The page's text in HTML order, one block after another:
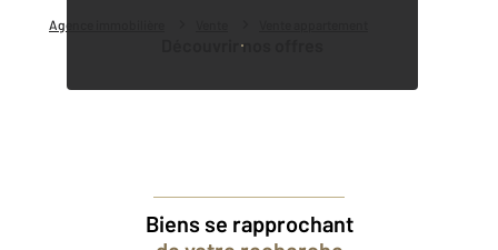
Agence immobilière
Découvrir nos offres
Biens se rapprochant